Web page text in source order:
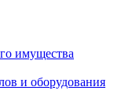
имущества
и оборудования